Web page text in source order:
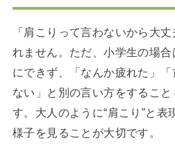
「肩こりって言わないから大
れません。ただ、小学生の場
にできず、「なんか疲れた」「
ない」と別の言い方をすること
す。大人のように“肩こり”と
様子を見ることが大切です。